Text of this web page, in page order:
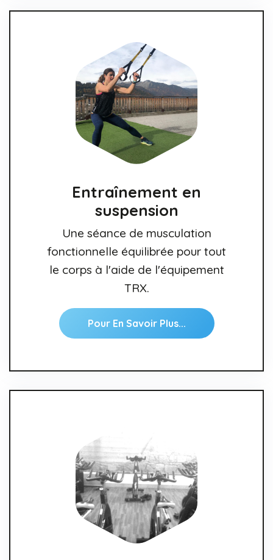
Entraînement en
suspension
Une séance de musculation
fonctionnelle équilibrée pour tout
le corps à l'aide de l'équipement
TRX.
Pour En Savoir Plus...